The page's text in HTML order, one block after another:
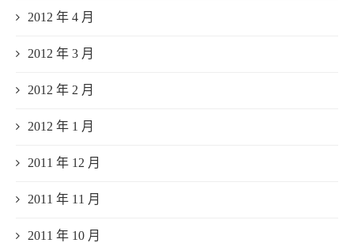
2012 年 4 月
2012 年 3 月
2012 年 2 月
2012 年 1 月
2011 年 12 月
2011 年 11 月
2011 年 10 月